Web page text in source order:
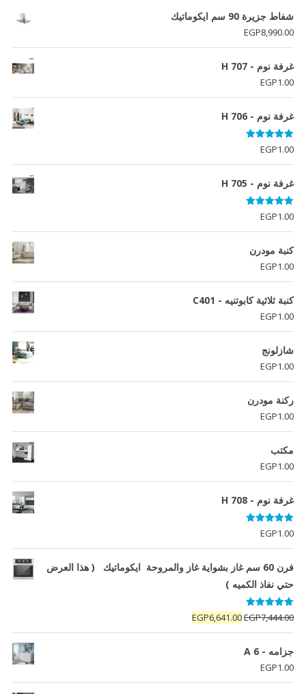
شفاط جزيرة 90 سم ايكوماتيك
EGP8,990.00
غرفة نوم - H 707
EGP1.00
غرفة نوم - H 706
تم التقييم
5.00
من 5
EGP1.00
غرفة نوم - H 705
تم التقييم
5.00
من 5
EGP1.00
كنبة مودرن
EGP1.00
كنبة ثلاثية كابوتنيه - C401
EGP1.00
شازلونج
EGP1.00
ركنة مودرن
EGP1.00
مكتب
EGP1.00
غرفة نوم - H 708
تم التقييم
5.00
من 5
EGP1.00
فرن 60 سم غاز بشواية غاز والمروحة ايكوماتيك ( هذا العرض
حتي نفاذ الكميه )
تم التقييم
5.00 من 5EGP7,444.00
السعر
الأصلي
EGP6,641.00
السعر
الحالي
جزامه - A 6
EGP1.00